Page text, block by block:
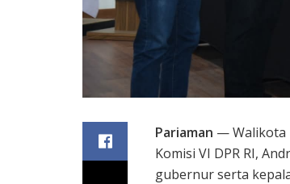
Pariaman — Walikota
Komisi VI DPR RI,
gubernur serta